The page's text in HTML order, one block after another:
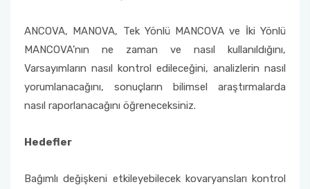
ANCOVA, MANOVA, Tek Yönlü MANCOVA ve İki Yönlü
MANCOVA’nın ne zaman ve nasıl kullanıldığını,
Varsayımların nasıl kontrol edileceğini, analizlerin nasıl
yorumlanacağını, sonuçların bilimsel araştırmalarda
nasıl raporlanacağını öğreneceksiniz.
Hedefler
Bağımlı değişkeni etkileyebilecek kovaryansları kontrol